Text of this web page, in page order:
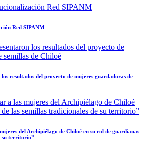
Red SIPANM
resultados del proyecto de mujeres guardadoras de
del Archipiélago de Chiloé en su rol de guardianas
su territorio”